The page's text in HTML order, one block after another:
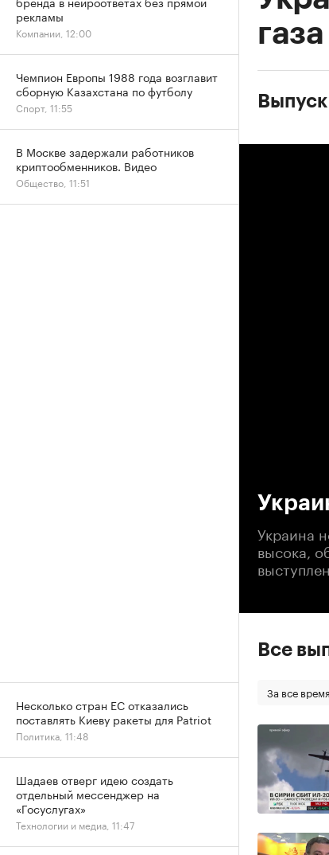
газа
Украина
высока,
Все
За все время
рекламы
Компании, 12:00
Чемпион Европы 1988 года возглавит
сборную Казахстана по футболу
Спорт, 11:55
В Москве задержали работников
криптообменников. Видео
Общество, 11:51
Несколько стран ЕС отказались
поставлять Киеву ракеты для Patriot
Политика, 11:48
Шадаев отверг идею создать
отдельный мессенджер на
«Госуслугах»
Технологии и медиа, 11:47